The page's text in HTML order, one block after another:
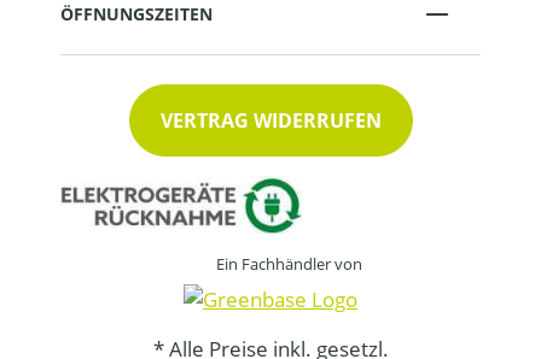
ÖFFNUNGSZEITEN
VERTRAG WIDERRUFEN
Ein Fachhändler von
* Alle Preise inkl. gesetzl.